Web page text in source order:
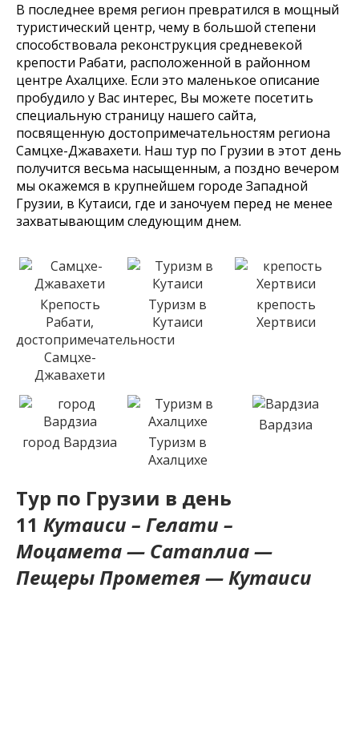
В последнее время регион превратился в мощный
туристический центр, чему в большой степени
способствовала реконструкция средневекой
крепости Рабати, расположенной в районном
центре Ахалцихе. Если это маленькое описание
пробудило у Вас интерес, Вы можете посетить
специальную страницу нашего сайта,
посвященную достопримечательностям региона
Самцхе-Джавахети. Наш тур по Грузии в этот день
получится весьма насыщенным, а поздно вечером
мы окажемся в крупнейшем городе Западной
Грузии, в Кутаиси, где и заночуем перед не менее
захватывающим следующим днем.
Крепость
Рабати,
достопримечательности
Самцхе-
Джавахети
Туризм в
Кутаиси
крепость
Хертвиси
город Вардзиа
Туризм в
Ахалцихе
Вардзиа
Тур по Грузии в день
11 Кутаиси – Гелати –
Моцамета — Сатаплиа —
Пещеры Прометея — Кутаиси